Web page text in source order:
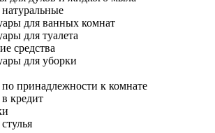
для ванных комнат
для туалета
средства
для уборки
принадлежности к комнате
кредит